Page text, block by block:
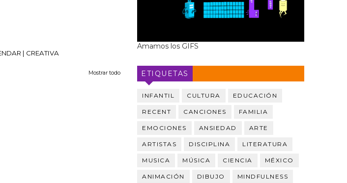
| CREATIVA
Mostrar todo
Amamos los GIFS
ETIQUETAS
INFANTIL CULTURA EDUCACIÓN
RECENT CANCIONES FAMILIA
EMOCIONES ANSIEDAD ARTE
ARTISTAS DISCIPLINA LITERATURA
MUSICA MÚSICA CIENCIA MÉXICO
ANIMACIÓN DIBUJO MINDFULNESS